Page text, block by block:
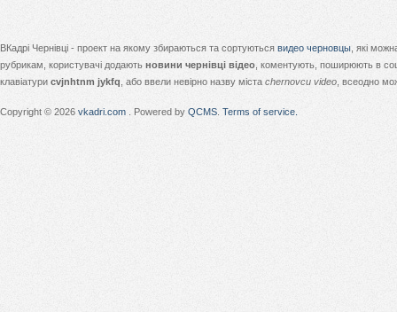
ВКадрі Чернівці - проект на якому збираються та сортуються видео черновцы , які
рубрикам, користувачі додають новини чернівці відео , коментують, поширюють в
клавіатури cvjnhtnm jykfq , або ввели невірно назву міста chernovcu video , всеодно
Copyright © 2026 vkadri.com . Powered by QCMS Terms of service.